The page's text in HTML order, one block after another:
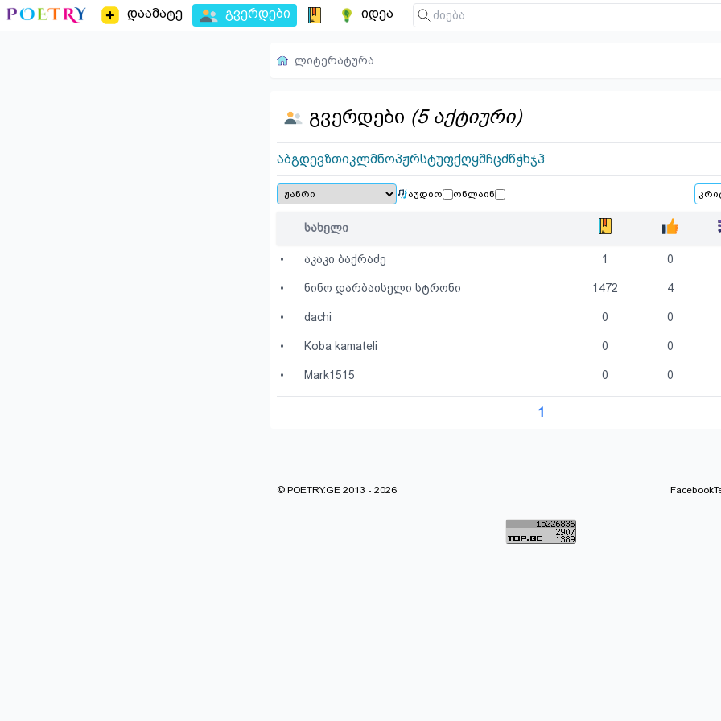
დაამატე გვერდები იდეა
ლიტერატურა
გვერდები (5 აქტიური)
აბგდევზთიკლმნოპჟრსტუფქღყშჩცძწჭხჯჰ
აუდიო ონლაინ
სახელი
• აკაკი ბაქრაძე 1 0
• ნინო დარბაისელი სტრონი 1472 4
• dachi 0 0
• Koba kamateli 0 0
• Mark1515 0 0
1
© POETRY.GE 2013 - 2026 Facebook